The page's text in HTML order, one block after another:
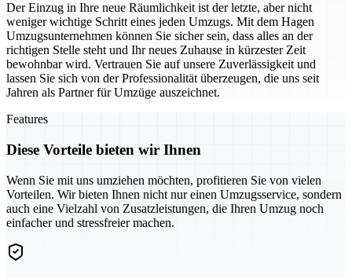
Der Einzug in Ihre neue Räumlichkeit ist der letzte, aber nicht
weniger wichtige Schritt eines jeden Umzugs. Mit dem Hagen
Umzugsunternehmen können Sie sicher sein, dass alles an der
richtigen Stelle steht und Ihr neues Zuhause in kürzester Zeit
bewohnbar wird. Vertrauen Sie auf unsere Zuverlässigkeit und
lassen Sie sich von der Professionalität überzeugen, die uns seit
Jahren als Partner für Umzüge auszeichnet.
Features
Diese Vorteile bieten wir Ihnen
Wenn Sie mit uns umziehen möchten, profitieren Sie von vielen
Vorteilen. Wir bieten Ihnen nicht nur einen Umzugsservice, sondern
auch eine Vielzahl von Zusatzleistungen, die Ihren Umzug noch
einfacher und stressfreier machen.